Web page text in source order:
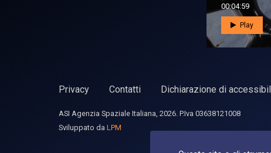
00:04:59
Play
Privacy Contatti Dichiarazione di
ASI Agenzia Spaziale Italiana, 2026. P.Iva 03638121008
Sviluppato da LPM